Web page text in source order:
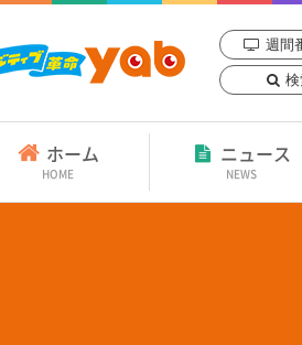
週間
ホーム
HOME
ニュース
NEWS